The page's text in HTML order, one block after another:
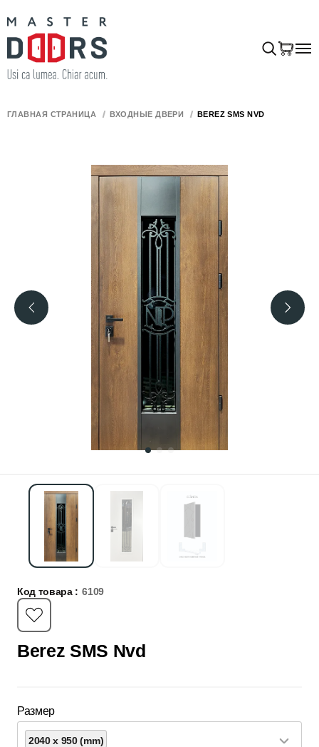
ГЛАВНАЯ СТРАНИЦА ВХОДНЫЕ ДВЕРИ BEREZ SMS NVD
Код товара : 6109
Berez SMS Nvd
Размер
2040 x 950 (mm)